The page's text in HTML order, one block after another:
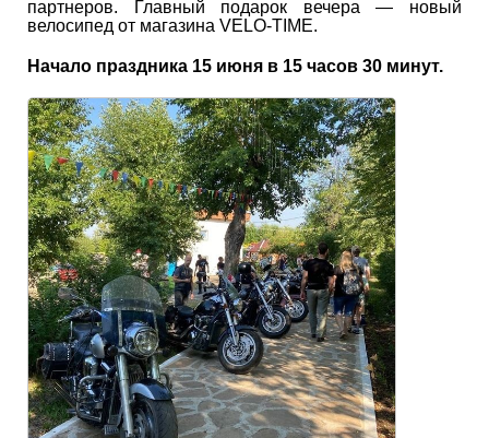
партнеров. Главный подарок вечера — новый
велосипед от магазина VELO-TIME.
Начало праздника 15 июня в 15 часов 30 минут.